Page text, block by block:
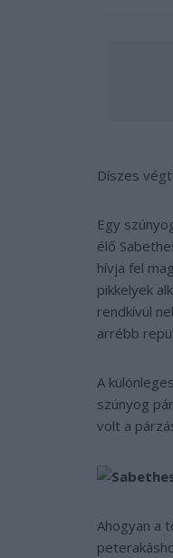
Díszes
Egy
élő
hívja fel
pikkelyek
rendkívül
arrébb
A
szúnyog
volt a
Ahogyan a